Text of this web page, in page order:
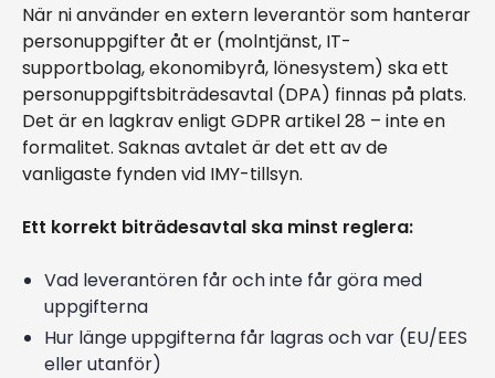
När ni använder en extern leverantör som hanterar
personuppgifter åt er (molntjänst, IT-
supportbolag, ekonomibyrå, lönesystem) ska ett
personuppgiftsbiträdesavtal (DPA) finnas på plats.
Det är en lagkrav enligt GDPR artikel 28 – inte en
formalitet. Saknas avtalet är det ett av de
vanligaste fynden vid IMY-tillsyn.
Ett korrekt biträdesavtal ska minst reglera:
Vad leverantören får och inte får göra med
uppgifterna
Hur länge uppgifterna får lagras och var (EU/EES
eller utanför)